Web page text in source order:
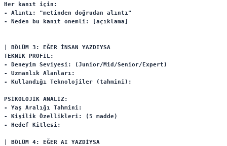
Her kanıt için:
- Alıntı: "metinden doğrudan alıntı"
- Neden bu kanıt önemli: [açıklama]
| BÖLÜM 3: EĞER İNSAN YAZDIYSA
TEKNİK PROFİL:
- Deneyim Seviyesi: (Junior/Mid/Senior/Expert)
- Uzmanlık Alanları:
- Kullandığı Teknolojiler (tahmini):
PSİKOLOJİK ANALİZ:
- Yaş Aralığı Tahmini:
- Kişilik Özellikleri: (5 madde)
- Hedef Kitlesi:
| BÖLÜM 4: EĞER AI YAZDİYSA